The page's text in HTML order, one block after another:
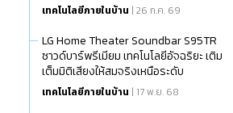
เทคโนโลยีภายในบ้าน | 26 ก.ค. 69
LG Home Theater Soundbar S95TR
ซาวด์บาร์พรีเมียม เทคโนโลยีอัจฉริยะ เติม
เต็มมิติเสียงให้สมจริงเหนือระดับ
เทคโนโลยีภายในบ้าน | 17 พ.ย. 68